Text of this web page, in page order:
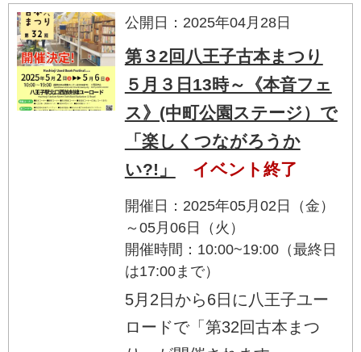
公開日：2025年04月28日
第３2回八王子古本まつり
５月３日13時～《本音フェ
ス》(中町公園ステージ）で
「楽しくつながろうか
い?!」
イベント終了
開催日：2025年05月02日（金）
～05月06日（火）
開催時間：10:00~19:00（最終日
は17:00まで）
5月2日から6日に八王子ユー
ロードで「第32回古本まつ